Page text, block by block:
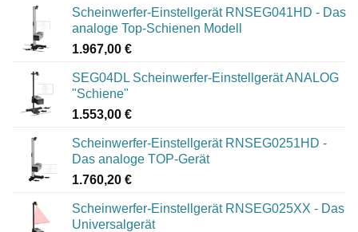
Scheinwerfer-Einstellgerät RNSEG041HD - Das
analoge Top-Schienen Modell
1.967,00 €
SEG04DL Scheinwerfer-Einstellgerät ANALOG
"Schiene"
1.553,00 €
Scheinwerfer-Einstellgerät RNSEG0251HD -
Das analoge TOP-Gerät
1.760,20 €
Scheinwerfer-Einstellgerät RNSEG025XX - Das
Universalgerät